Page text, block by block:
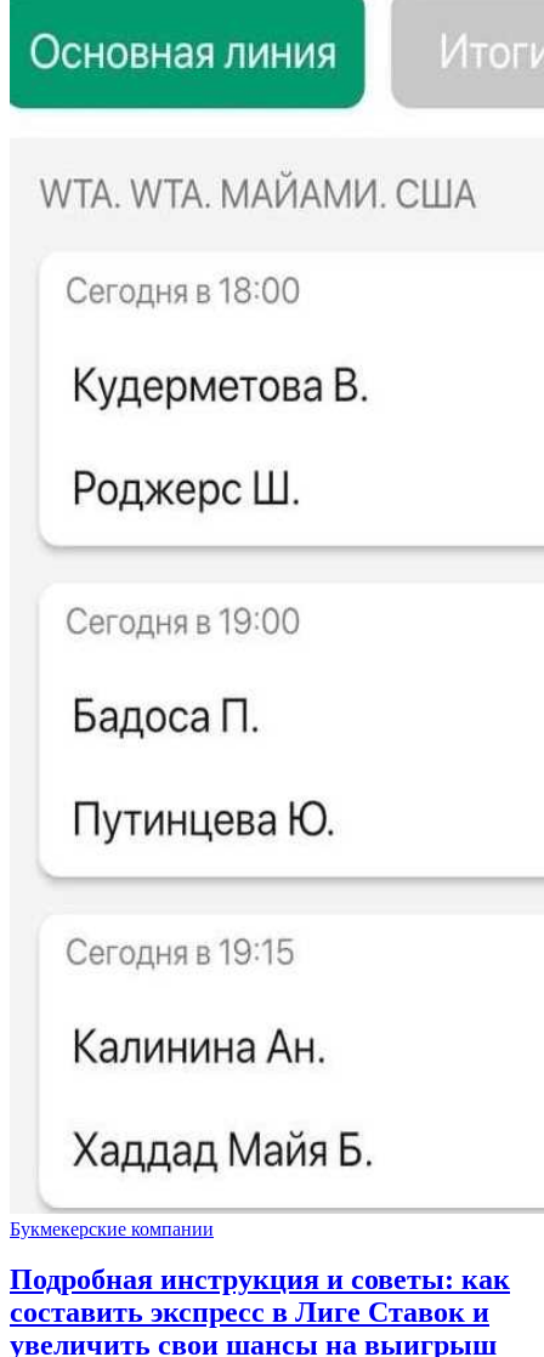
Букмекерские компании
Подробная инструкция и советы: как
составить экспресс в Лиге Ставок и
увеличить свои шансы на выигрыш